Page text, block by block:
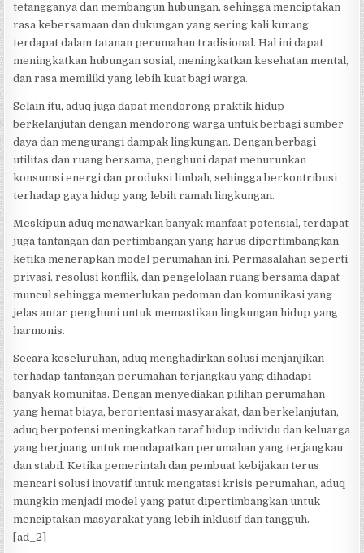
tetangganya dan membangun hubungan, sehingga menciptakan
rasa kebersamaan dan dukungan yang sering kali kurang
terdapat dalam tatanan perumahan tradisional. Hal ini dapat
meningkatkan hubungan sosial, meningkatkan kesehatan mental,
dan rasa memiliki yang lebih kuat bagi warga.
Selain itu, aduq juga dapat mendorong praktik hidup
berkelanjutan dengan mendorong warga untuk berbagi sumber
daya dan mengurangi dampak lingkungan. Dengan berbagi
utilitas dan ruang bersama, penghuni dapat menurunkan
konsumsi energi dan produksi limbah, sehingga berkontribusi
terhadap gaya hidup yang lebih ramah lingkungan.
Meskipun aduq menawarkan banyak manfaat potensial, terdapat
juga tantangan dan pertimbangan yang harus dipertimbangkan
ketika menerapkan model perumahan ini. Permasalahan seperti
privasi, resolusi konflik, dan pengelolaan ruang bersama dapat
muncul sehingga memerlukan pedoman dan komunikasi yang
jelas antar penghuni untuk memastikan lingkungan hidup yang
harmonis.
Secara keseluruhan, aduq menghadirkan solusi menjanjikan
terhadap tantangan perumahan terjangkau yang dihadapi
banyak komunitas. Dengan menyediakan pilihan perumahan
yang hemat biaya, berorientasi masyarakat, dan berkelanjutan,
aduq berpotensi meningkatkan taraf hidup individu dan keluarga
yang berjuang untuk mendapatkan perumahan yang terjangkau
dan stabil. Ketika pemerintah dan pembuat kebijakan terus
mencari solusi inovatif untuk mengatasi krisis perumahan, aduq
mungkin menjadi model yang patut dipertimbangkan untuk
menciptakan masyarakat yang lebih inklusif dan tangguh.
[ad_2]